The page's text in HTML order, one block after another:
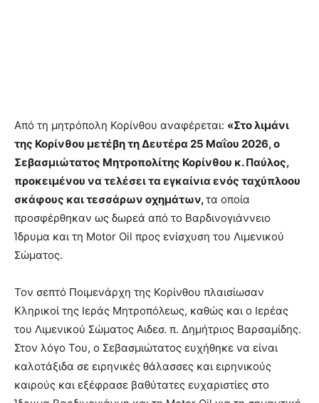
Από τη μητρόπολη Κορίνθου αναφέρεται: «Στο λιμάνι
της Κορίνθου μετέβη τη Δευτέρα 25 Μαΐου 2026, ο
Σεβασμιώτατος Μητροπολίτης Κορίνθου κ. Παύλος,
προκειμένου να τελέσει τα εγκαίνια ενός ταχύπλοου
σκάφους και τεσσάρων οχημάτων,τα οποία
προσφέρθηκαν ως δωρεά από το Βαρδινογιάννειο
Ίδρυμα και τη Motor Oil προς ενίσχυση του Λιμενικού
Σώματος.
Τον σεπτό Ποιμενάρχη της Κορίνθου πλαισίωσαν
Κληρικοί της Ιεράς Μητροπόλεως, καθώς και ο Ιερέας
του Λιμενικού Σώματος Αιδεσ. π. Δημήτριος Βαρσαμίδης.
Στον λόγο Του, ο Σεβασμιώτατος ευχήθηκε να είναι
καλοτάξιδα σε ειρηνικές θάλασσες και ειρηνικούς
καιρούς και εξέφρασε βαθύτατες ευχαριστίες στο